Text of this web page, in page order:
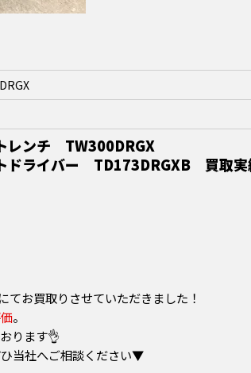
レンチ TW300DRGX
ライバー TD173DRGXB 買取
にてお買取りさせていただきました！
。
ります👌
当社へご相談ください▼